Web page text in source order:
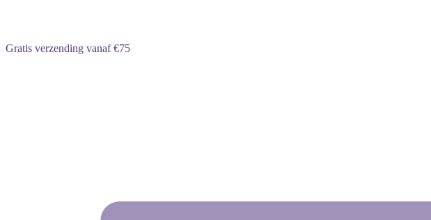
Gratis verzending vanaf €75